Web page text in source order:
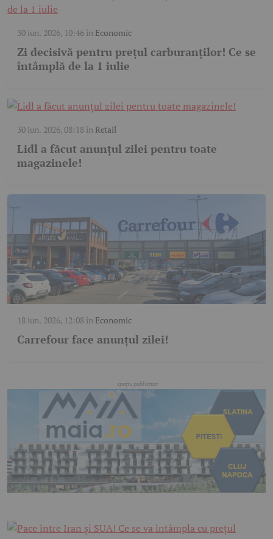
30 iun. 2026, 10:46în Economic
Zi decisivă pentru prețul carburanților! Ce se
întâmplă de la 1 iulie
30 iun. 2026, 08:18în Retail
Lidl a făcut anunțul zilei pentru toate
magazinele!
18 iun. 2026, 12:08în Economic
Carrefour face anunțul zilei!